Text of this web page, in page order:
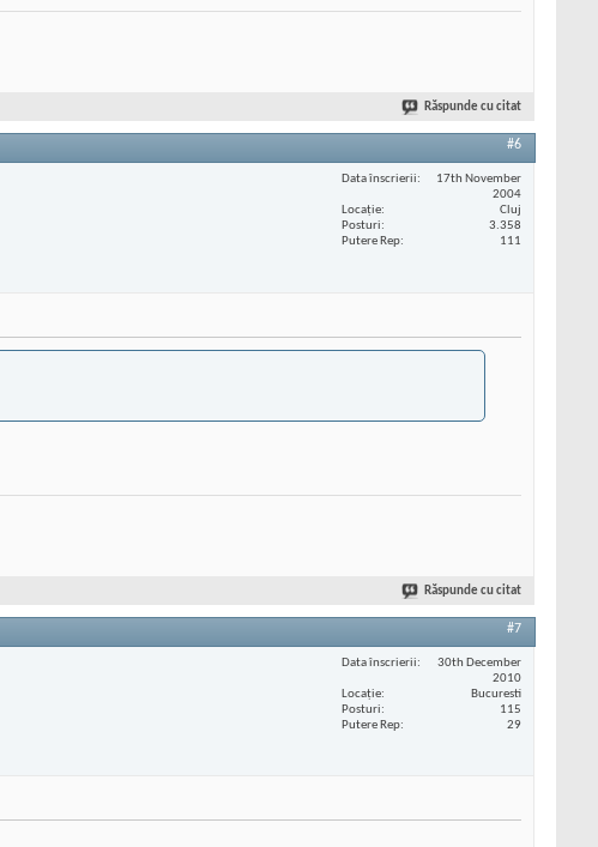
Răspunde cu citat
#6
Data înscrierii
17th November
2004
Locaţie
Cluj
Posturi
3.358
Putere Rep
111
Răspunde cu citat
#7
Data înscrierii
30th December
2010
Locaţie
Bucuresti
Posturi
115
Putere Rep
29